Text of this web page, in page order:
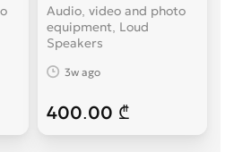
Audio, video and photo
equipment, Loud
Speakers
3w ago
400.00 ₾